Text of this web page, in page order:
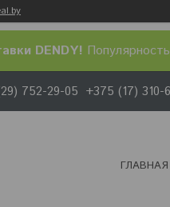
DENDY!
752-29-05 +375 (17) 310-
ГЛАВНАЯ